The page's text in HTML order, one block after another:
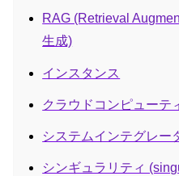
RAG (Retrieval
生成)
インスタンス
クラウドコンピューテ
システムインテグレー
シンギュラリティ